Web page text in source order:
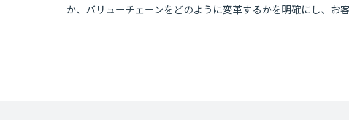
か、バリューチェーンをどのように変革するかを明確にし、お